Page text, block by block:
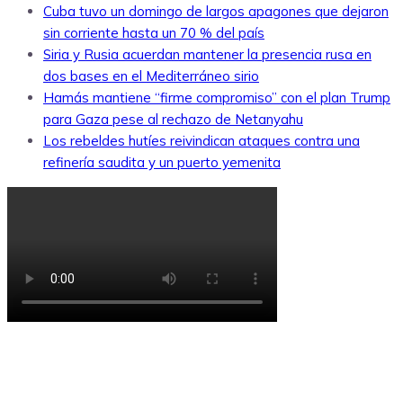
Cuba tuvo un domingo de largos apagones que dejaron
sin corriente hasta un 70 % del país
Siria y Rusia acuerdan mantener la presencia rusa en
dos bases en el Mediterráneo sirio
Hamás mantiene “firme compromiso” con el plan Trump
para Gaza pese al rechazo de Netanyahu
Los rebeldes hutíes reivindican ataques contra una
refinería saudita y un puerto yemenita